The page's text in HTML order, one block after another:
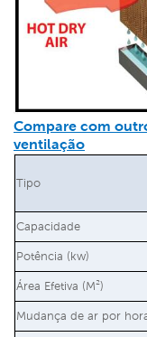
Compare com
ventilação
Tipo
Capacidade
Potência (kw)
Área Efetiva (M²)
Mudança de ar por